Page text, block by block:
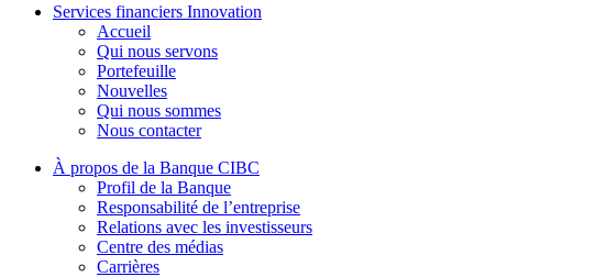
Services financiers Innovation
Accueil
Qui nous servons
Portefeuille
Nouvelles
Qui nous sommes
Nous contacter
À propos de la Banque CIBC
Profil de la Banque
Responsabilité de l’entreprise
Relations avec les investisseurs
Centre des médias
Carrières